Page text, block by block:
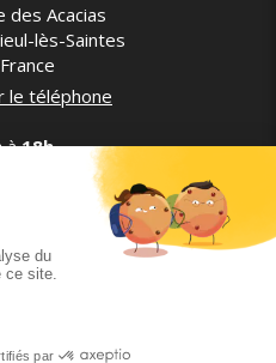
des Acacias
lès-Saintes
France
le téléphone
à18h